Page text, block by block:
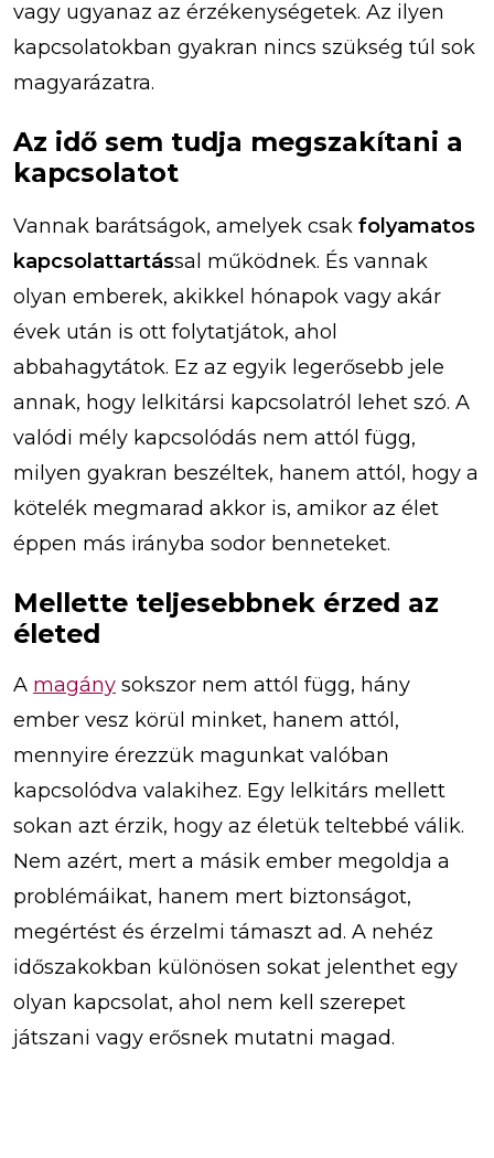
vagy ugyanaz az érzékenységetek. Az ilyen
kapcsolatokban gyakran nincs szükség túl sok
magyarázatra.
Az idő sem tudja megszakítani a
kapcsolatot
Vannak barátságok, amelyek csak folyamatos
kapcsolattartással működnek. És vannak
olyan emberek, akikkel hónapok vagy akár
évek után is ott folytatjátok, ahol
abbahagytátok. Ez az egyik legerősebb jele
annak, hogy lelkitársi kapcsolatról lehet szó. A
valódi mély kapcsolódás nem attól függ,
milyen gyakran beszéltek, hanem attól, hogy a
kötelék megmarad akkor is, amikor az élet
éppen más irányba sodor benneteket.
Mellette teljesebbnek érzed az
életed
A magány sokszor nem attól függ, hány
ember vesz körül minket, hanem attól,
mennyire érezzük magunkat valóban
kapcsolódva valakihez. Egy lelkitárs mellett
sokan azt érzik, hogy az életük teltebbé válik.
Nem azért, mert a másik ember megoldja a
problémáikat, hanem mert biztonságot,
megértést és érzelmi támaszt ad. A nehéz
időszakokban különösen sokat jelenthet egy
olyan kapcsolat, ahol nem kell szerepet
játszani vagy erősnek mutatni magad.